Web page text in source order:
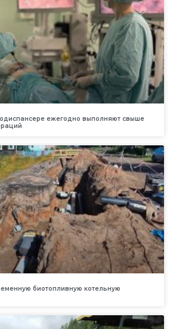
ежегодно выполняют свыше
биотопливную котельную